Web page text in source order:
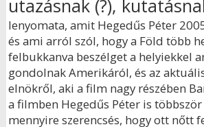
utazásnak (?),
lenyomata, amit Hegedűs Péter
és ami arról szól, hogy a Föld több
felbukkanva beszélget a helyiekkel
gondolnak Amerikáról, és az
elnökről, aki a film nagy részében
a filmben Hegedűs Péter is
mennyire szerencsés, hogy ott nőtt